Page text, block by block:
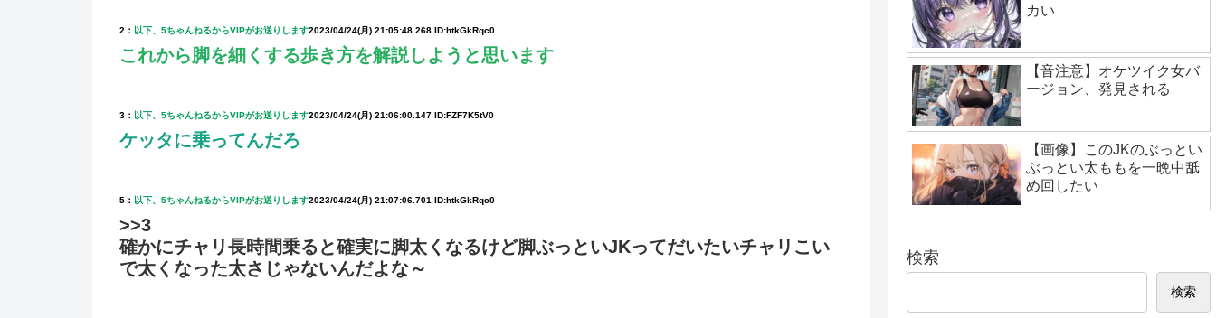
2： 以下、5ちゃんねるからVIPがお送りします2023/04/24(月) 21:05:48.268 ID:htkGkRqc0
これから脚を細くする歩き方を解説しようと思います
3： 以下、5ちゃんねるからVIPがお送りします2023/04/24(月) 21:06:00.147 ID:FZF7K5tV0
ケッタに乗ってんだろ
5： 以下、5ちゃんねるからVIPがお送りします2023/04/24(月) 21:07:06.701 ID:htkGkRqc0
>>3
確かにチャリ長時間乗ると確実に脚太くなるけど脚ぶっといJKってだいたいチャリこい
で太くなった太さじゃないんだよな～
カい
【音注意】オケツイク女バ
ージョン、発見される
【画像】このJKのぶっとい
ぶっとい太ももを一晩中舐
め回したい
検索
検索